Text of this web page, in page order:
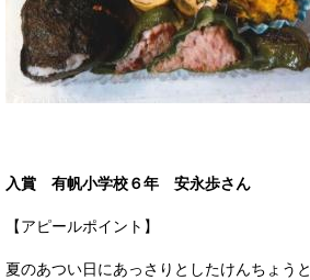
入賞 有帆小学校６年 安永歩さん
【アピールポイント】
夏のあつい日にあっさりとしたけんちょう